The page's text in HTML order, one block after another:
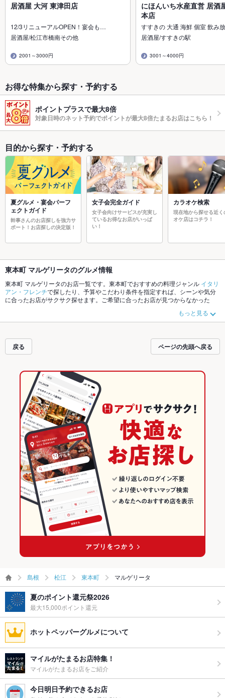
居酒屋 大河 東津田店
12/3リニューアルOPEN！宴会も…
居酒屋/松江市橋南その他
2001～3000円
にほんいち水産直営 居酒
本店
すすきの 大通 海鮮 個室 飲み
居酒屋/すすきの駅
3001～4000円
お得な特集から探す・予約する
ポイントプラスで最大8倍
対象日時のネット予約でポイントが最大8倍たまるお店はこちら！
目的から探す・予約する
夏グルメ・宴会パーフ
ェクトガイド
幹事さんのお店探しを強力サ
ポート！お店探しの決定版！
女子会完全ガイド
女子会向けサービスが充実し
ているお得なお店がいっぱ
い！
カラオケ検索
現在地から探せる近く
オケ店はコチラ！
東本町 マルゲリータのグルメ情報
東本町 マルゲリータのお店一覧です。東本町でおすすめの料理ジャンル イタリ
アン・フレンチで探したり、予算やこだわり条件を指定すれば、シーンや気分
に合ったお店がサクサク探せます。ご希望に合ったお店が見つからなかった
さい。ホットペッパーグルメなら、お得なクーポンはもちろん、こだわりメニ
ューからあげ、馬刺し、お茶漬けや季節のおすすめ料理など、お店の最新情報
も拡大中です。友達どうしの飲み会にも、会社の宴会にも、デートやパーティ
ーにもお得に便利にホットペッパーグルメをご利用ください。
もっと見る
戻る ページの先頭へ戻る
島根 松江 東本町 マルゲリータ
夏のポイント還元祭2026
最大15,000ポイント還元
ホットペッパーグルメについて
マイルがたまるお店特集！
マイルがたまるお店をご紹介
今日明日予約できるお店